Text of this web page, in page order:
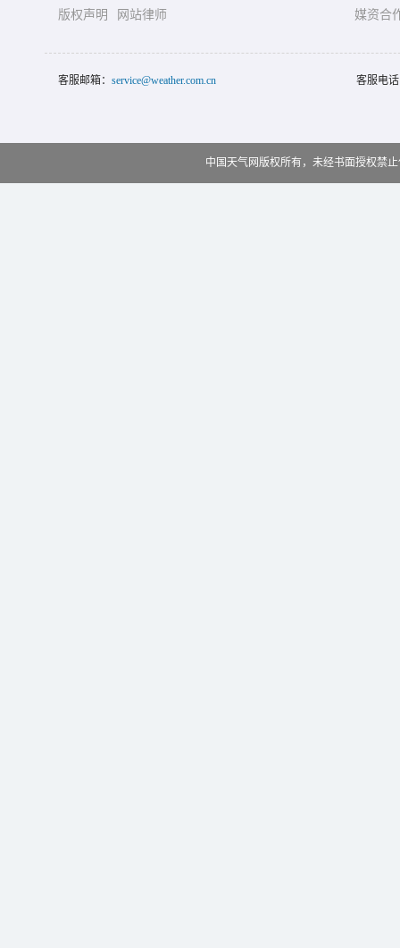
版权声明
网站律师
媒资合
客服邮箱： service@weather.com.cn 客服电
中国天气网版权所有，未经书面授权